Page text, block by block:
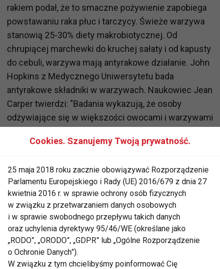
rakiem podał, że to smaczne pożywienie zapobiega
powstawaniu raka płuc i tarczycy. Świeże warzywa
stanowią 25-30% diety makrobiotycznej. Od
chrupiącej marchewki do kruchej sałaty i od kapusty
do cebuli, warzywa mają antyrakowe działanie. John
Hopkins z Medycznego Uniwersytetu bada
antyrakowe składniki w warzywach. Naukowiec Jean
Carper twierdzi: "Badania wykazują, że osoby
odżywiające się w większości owocami i warzywami
też bardziej odporne, mają mocniejsze serce, lepsze
Fasola - korzystny wpływ na serce. Rośliny
strączkowe nie tylko obniżają poziom cholesterolu,
ale także pozytywnie oddziaływują na nastroje i
życie seksualne. Można robić z nich zupy
makrobiotyczne, steki, sałatki, a nawet desery.
Ostatnio odkryto, że soja wyrównuje poziom
Cookies. Szanujemy Twoją prywatność.
25 maja 2018 roku zacznie obowiązywać Rozporządzenie
Parlamentu Europejskiego i Rady (UE) 2016/679 z dnia 27
kwietnia 2016 r. w sprawie ochrony osób fizycznych
w związku z przetwarzaniem danych osobowych
i w sprawie swobodnego przepływu takich danych
oraz uchylenia dyrektywy 95/46/WE (określane jako
„RODO”, „ORODO”, „GDPR” lub „Ogólne Rozporządzenie
o Ochronie Danych”).
W związku z tym chcielibyśmy poinformować Cię